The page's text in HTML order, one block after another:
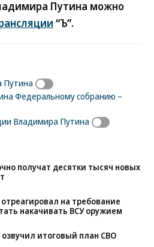
Путина можно
“Ъ”.
Путина
Федеральному собранию –
Владимира Путина
получат десятки тысяч новых
на требование
накачивать ВСУ оружием
озвучил итоговый план СВО